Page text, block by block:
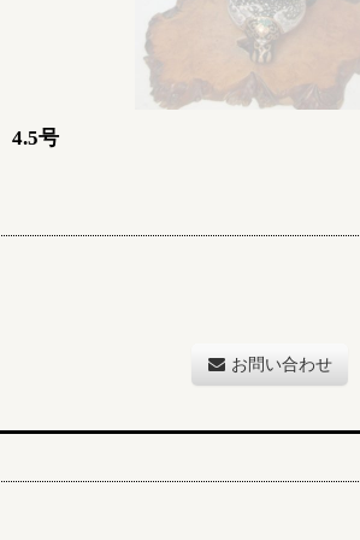
号
お問い合わせ